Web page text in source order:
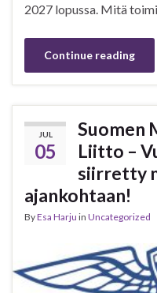
2027 lopussa. Mitä
Continue reading
JUL
05
Suomen
Liitto –
siirretty
ajankohtaan!
ByEsa Harju in Uncategorized